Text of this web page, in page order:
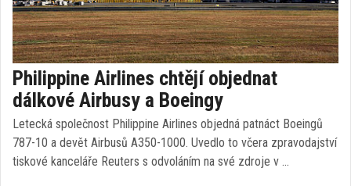
Philippine Airlines chtějí objednat
dálkové Airbusy a Boeingy
Letecká společnost Philippine Airlines objedná patnáct Boeingů
787-10 a devět Airbusů A350-1000. Uvedlo to včera zpravodajství
tiskové kanceláře Reuters s odvoláním na své zdroje v …